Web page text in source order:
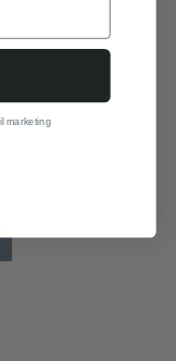
marketing